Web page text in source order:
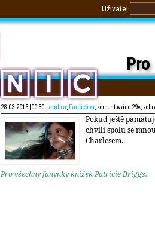
Uživatel
28.03.2013 [00:30], ambra, Fanfiction, komentováno 29×,
Pokud ještě
chvíli spolu se
Charlesem...
Pro všechny fanynky knížek Patricie Briggs.